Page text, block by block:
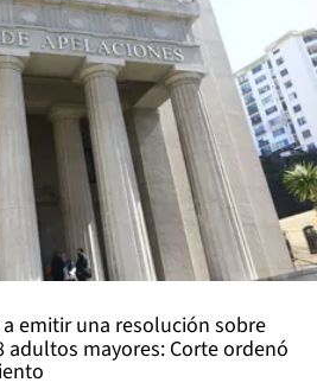
a emitir una resolución sobre
adultos mayores: Corte ordenó